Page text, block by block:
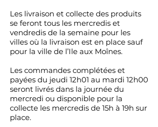
Les livraison et collecte des produits
se feront tous les mercredis et
vendredis de la semaine pour les
villes où la livraison est en place sauf
pour la ville de l’Ile aux Moînes.
Les commandes complétées et
payées du jeudi 12h01 au mardi 12h00
seront livrés dans la journée du
mercredi ou disponible pour la
collecte les mercredis de 15h à 19h sur
place.